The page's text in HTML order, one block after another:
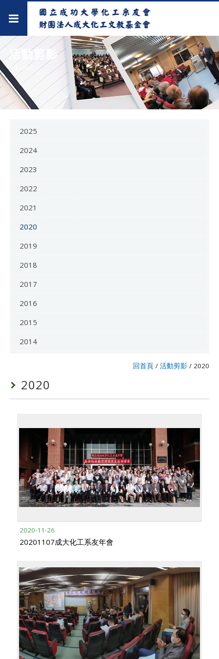
活動剪影
Album
2025
2024
2023
2022
2021
2020
2019
2018
2017
2016
2015
2014
回首頁 / 活動剪影 / 2020
2020
2020-11-26
20201107成大化工系友年會